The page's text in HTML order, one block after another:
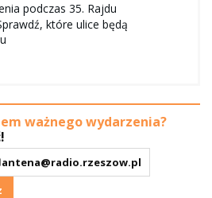
podczas 35. Rajdu
które ulice będą
ważnego wydarzenia?
antena@radio.rzeszow.pl